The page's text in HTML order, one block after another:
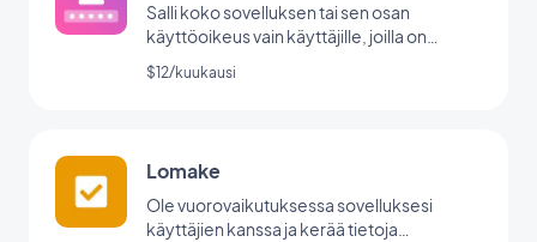
Salli koko sovelluksen tai sen osan
käyttöoikeus vain käyttäjille, joilla on
käyttäjätunnus/salasana.
$12/kuukausi
Lomake
Ole vuorovaikutuksessa sovelluksesi
käyttäjien kanssa ja kerää tietoja